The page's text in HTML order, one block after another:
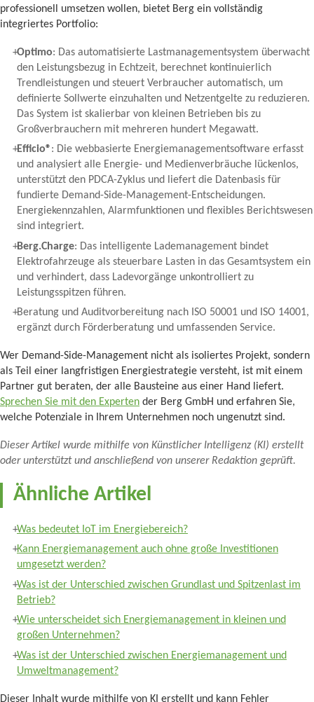
professionell umsetzen wollen, bietet Berg ein vollständig
integriertes Portfolio:
Optimo: Das automatisierte Lastmanagementsystem überwacht
den Leistungsbezug in Echtzeit, berechnet kontinuierlich
Trendleistungen und steuert Verbraucher automatisch, um
definierte Sollwerte einzuhalten und Netzentgelte zu reduzieren.
Das System ist skalierbar von kleinen Betrieben bis zu
Großverbrauchern mit mehreren hundert Megawatt.
Efficio®: Die webbasierte Energiemanagementsoftware erfasst
und analysiert alle Energie- und Medienverbräuche lückenlos,
unterstützt den PDCA-Zyklus und liefert die Datenbasis für
fundierte Demand-Side-Management-Entscheidungen.
Energiekennzahlen, Alarmfunktionen und flexibles Berichtswesen
sind integriert.
Berg.Charge: Das intelligente Lademanagement bindet
Elektrofahrzeuge als steuerbare Lasten in das Gesamtsystem ein
und verhindert, dass Ladevorgänge unkontrolliert zu
Leistungsspitzen führen.
Beratung und Auditvorbereitung nach ISO 50001 und ISO 14001,
ergänzt durch Förderberatung und umfassenden Service.
Wer Demand-Side-Management nicht als isoliertes Projekt, sondern
als Teil einer langfristigen Energiestrategie versteht, ist mit einem
Partner gut beraten, der alle Bausteine aus einer Hand liefert.
Sprechen Sie mit den Experten der Berg GmbH und erfahren Sie,
welche Potenziale in Ihrem Unternehmen noch ungenutzt sind.
Dieser Artikel wurde mithilfe von Künstlicher Intelligenz (KI) erstellt
oder unterstützt und anschließend von unserer Redaktion geprüft.
Ähnliche Artikel
Was bedeutet IoT im Energiebereich?
Kann Energiemanagement auch ohne große Investitionen
umgesetzt werden?
Was ist der Unterschied zwischen Grundlast und Spitzenlast im
Betrieb?
Wie unterscheidet sich Energiemanagement in kleinen und
großen Unternehmen?
Was ist der Unterschied zwischen Energiemanagement und
Umweltmanagement?
Dieser Inhalt wurde mithilfe von KI erstellt und kann Fehler